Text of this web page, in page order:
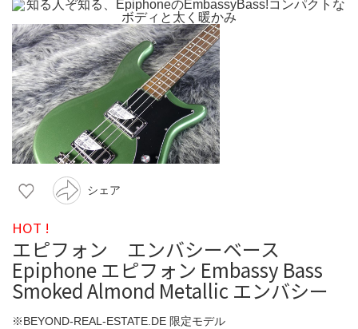
シェア
HOT !
エピフォン エンバシーベース
Epiphone エピフォン Embassy Bass
Smoked Almond Metallic エンバシー
※BEYOND-REAL-ESTATE.DE 限定モデル